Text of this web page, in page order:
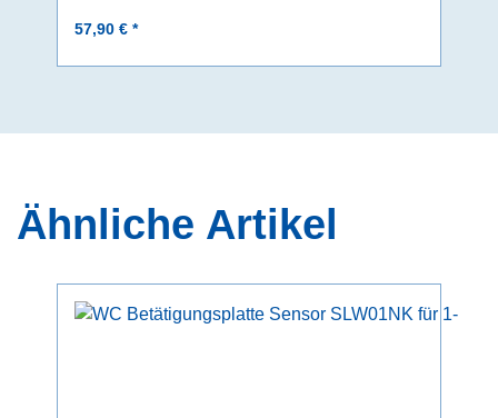
57,90 € *
Ähnliche Artikel